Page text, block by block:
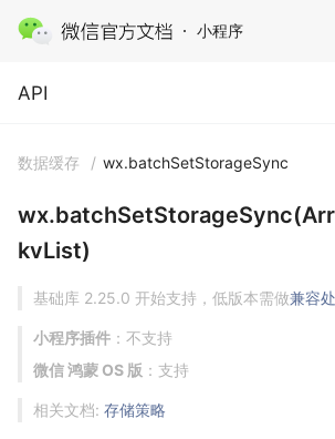
小程序
API
API
数据缓存 / wx.batchSetStorageSync
kvList)
基础库 2.25.0 开始支持，低版本需做兼容
小程序插件 ：不支持
微信 鸿蒙 OS 版 ：支持
相关文档: 存储策略